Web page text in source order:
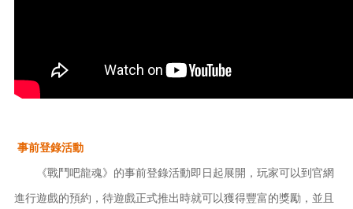
事前登錄活動
《戰鬥吧龍魂》的事前登錄活動即日起展開，玩家可以到官網
進行遊戲的預約，待遊戲正式推出時就可以獲得豐富的獎勵，並且